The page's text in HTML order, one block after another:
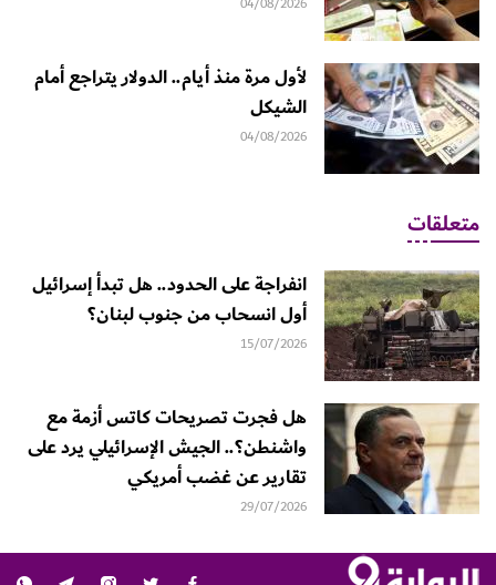
لأول مرة منذ أيام.. الدولار يتراجع أمام
الشيكل
04/08/2026
متعلقات
انفراجة على الحدود.. هل تبدأ إسرائيل
أول انسحاب من جنوب لبنان؟
15/07/2026
هل فجرت تصريحات كاتس أزمة مع
واشنطن؟.. الجيش الإسرائيلي يرد على
تقارير عن غضب أمريكي
29/07/2026